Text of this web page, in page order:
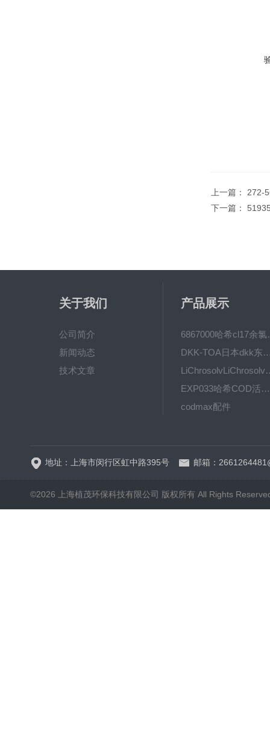
上一篇： 272-
下一篇：
关于我们
公司简介
新闻动态
技术文章
产品展示
6867000
DKK-TOA日本dkk东亚电
EXP033哈希COD活塞泵价格 EXP033
codmax配件
地址：上海市闵行区虹中路395号 邮箱：
©2026 上海植茂环保科技有限公司 版权所有 All Rights